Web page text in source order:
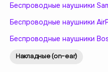
Беспроводные наушники
Беспроводные наушники
Беспроводные наушники
Накладные (on-ear)